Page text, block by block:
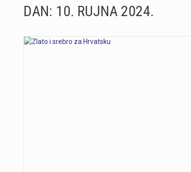
https://youtu.be/mDR29ffvagE
DAN: 10. RUJNA 2024.